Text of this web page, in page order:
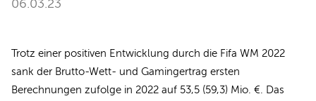
06.03.23
Trotz einer positiven Entwicklung durch die Fifa WM 2022
sank der Brutto-Wett- und Gamingertrag ersten
Berechnungen zufolge in 2022 auf 53,5 (59,3) Mio. €. Das